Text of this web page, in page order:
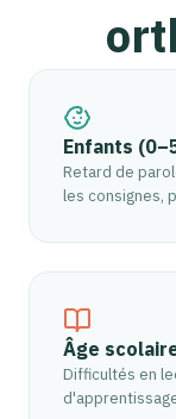
Enfants
Retard de
les consignes,
Âge
Difficultés en